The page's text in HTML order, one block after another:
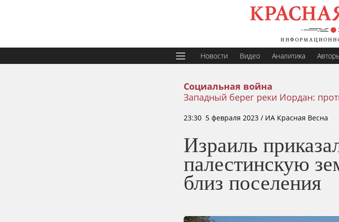
Новости Видео Аналитика
Социальная война
Западный берег реки Иордан:
23:30 5 февраля 2023 / ИА Красная Весна
Израиль
палестинскую
близ поселения